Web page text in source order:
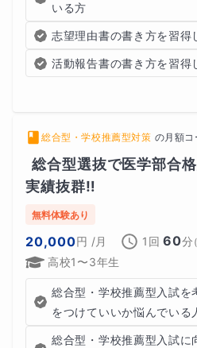
いる方
志望理由書の書き方を習得
活動報告書の書き方を習得
総合型・学校推薦型対策 の月額コ
総合型選抜で医学部合格
実績抜群‼️
無料体験あり
20,000円 /月 1回 60分 (
高校1〜3年生
総合型・学校推薦型入試を
をつけていいか悩んでいる
総合型・学校推薦型入試に